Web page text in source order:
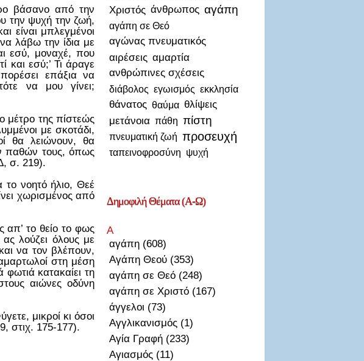
βάσανο από την
την ψυχή την ζωή,
είναι μπλεγμένοι
λάβω την ίδια με
εσύ, μοναχέ, που
και εσύ;’ Τι άραγε
επάξια να
να μου γίνει;
μέτρο της πίστεώς
με σκοτάδι,
θα λειώνουν, θα
παθών τους, όπως
σ. 219).
το νοητό ήλιο, Θεέ
χωρισμένος από
απ’ το θείο το φως
λούζει όλους με
να τον βλέπουν,
αμαρτωλοί στη μέση
κατακαίει τη
αιώνες οδύνη
μικροί κι όσοι
στιχ. 175-177).
Χριστός άνθρωπος αγάπη
αγάπη σε Θεό
αγώνας πνευματικός
αιρέσεις αμαρτία
ανθρώπινες σχέσεις
διάβολος εγωισμός εκκλησία
θάνατος θαύμα θλίψεις
μετάνοια πάθη πίστη
πνευματική ζωή προσευχή
ταπεινοφροσύνη ψυχή
ΔημοφιλήΘέματα (Α-Ω)
Α
αγάπη (608)
Αγάπη Θεού (353)
αγάπη σε Θεό (248)
αγάπη σε Χριστό (167)
άγγελοι (73)
Αγγλικανισμός (1)
Αγία Γραφή (233)
Αγιασμός (11)